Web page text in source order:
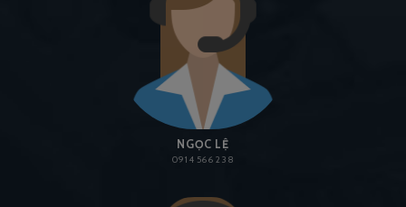
NGỌC LỆ
0914 566 238